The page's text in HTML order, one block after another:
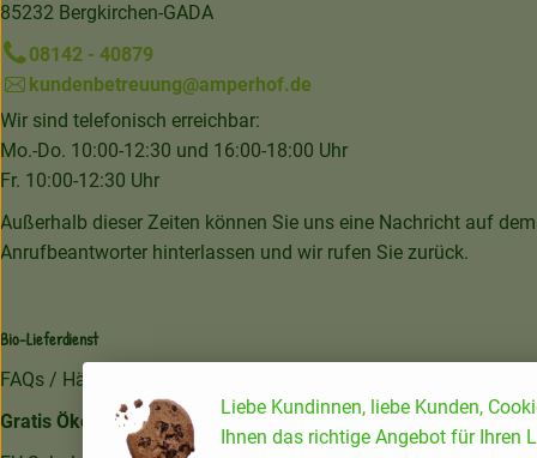
85232 Bergkirchen-GADA
08142 - 40879
kundenbetreuung@amperhof.de
Wir sind telefonisch erreichbar:
Mo.-Do. 10:00-12:30 und 16:00-18:00 Uhr
Fr. 10:00-12:30 Uhr
Außerhalb dieser Zeiten können Sie uns eine Nachricht auf dem
Anrufbeantworter hinterlassen und wir rufen Sie zurück.
Bio-Lieferdienst
FAQs / Häufige Fragen
Gratis Ökokiste im Wert von 25 Euro
Liebe Kundinnen, liebe Kunden,
Ihnen das richtige Angebot für Ihren